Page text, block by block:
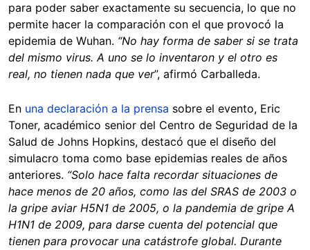
para poder saber exactamente su secuencia, lo que no
permite hacer la comparación con el que provocó la
epidemia de Wuhan. “No hay forma de saber si se trata
del mismo virus. A uno se lo inventaron y el otro es
real, no tienen nada que ver”, afirmó Carballeda.
En una declaración a la prensa sobre el evento, Eric
Toner, académico senior del Centro de Seguridad de la
Salud de Johns Hopkins, destacó que el diseño del
simulacro toma como base epidemias reales de años
anteriores. “Solo hace falta recordar situaciones de
hace menos de 20 años, como las del SRAS de 2003 o
la gripe aviar H5N1 de 2005, o la pandemia de gripe A
H1N1 de 2009, para darse cuenta del potencial que
tienen para provocar una catástrofe global. Durante